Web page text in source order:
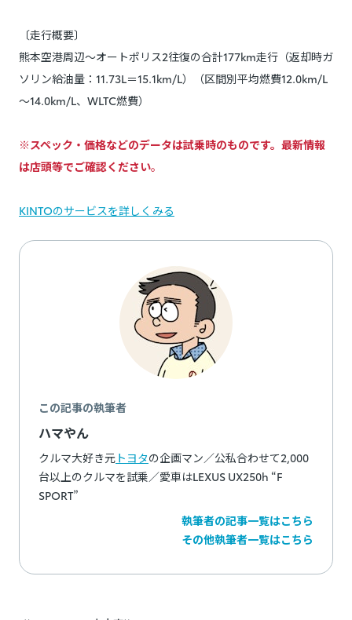
〔走行概要〕
熊本空港周辺～オートポリス2往復の合計177km走行（返却時ガ
ソリン給油量：11.73L＝15.1km/L）（区間別平均燃費12.0km/L
～14.0km/L、WLTC燃費）
※スペック・価格などのデータは試乗時のものです。最新情報
は店頭等でご確認ください。
KINTOのサービスを詳しくみる
この記事の執筆者
ハマやん
クルマ大好き元 トヨタの企画マン／公私合わせて2,000
台以上のクルマを試乗／愛車はLEXUS UX250h “F
SPORT”
執筆者の記事一覧はこちら
その他執筆者一覧はこちら